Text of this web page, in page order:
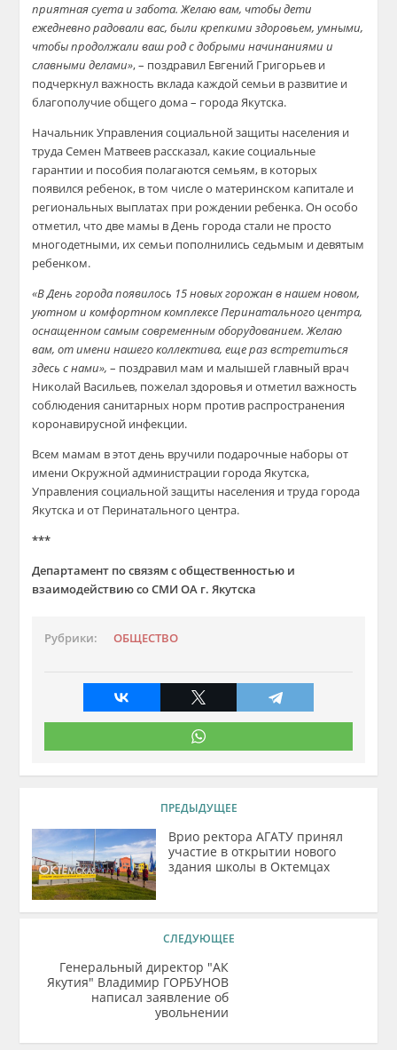
приятная суета и забота. Желаю вам, чтобы дети
ежедневно радовали вас, были крепкими здоровьем, умными,
чтобы продолжали ваш род с добрыми начинаниями и
славными делами», – поздравил Евгений Григорьев и
подчеркнул важность вклада каждой семьи в развитие и
благополучие общего дома – города Якутска.
Начальник Управления социальной защиты населения и
труда Семен Матвеев рассказал, какие социальные
гарантии и пособия полагаются семьям, в которых
появился ребенок, в том числе о материнском капитале и
региональных выплатах при рождении ребенка. Он особо
отметил, что две мамы в День города стали не просто
многодетными, их семьи пополнились седьмым и девятым
ребенком.
«В День города появилось 15 новых горожан в нашем новом,
уютном и комфортном комплексе Перинатального центра,
оснащенном самым современным оборудованием. Желаю
вам, от имени нашего коллектива, еще раз встретиться
здесь с нами», – поздравил мам и малышей главный врач
Николай Васильев, пожелал здоровья и отметил важность
соблюдения санитарных норм против распространения
коронавирусной инфекции.
Всем мамам в этот день вручили подарочные наборы от
имени Окружной администрации города Якутска,
Управления социальной защиты населения и труда города
Якутска и от Перинатального центра.
***
Департамент по связям с общественностью и
взаимодействию со СМИ ОА г. Якутска
Рубрики: ОБЩЕСТВО
ПРЕДЫДУЩЕЕ
Врио ректора АГАТУ принял
участие в открытии нового
здания школы в Октемцах
СЛЕДУЮЩЕЕ
Генеральный директор "АК
Якутия" Владимир ГОРБУНОВ
написал заявление об
увольнении